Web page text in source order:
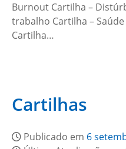
Burnout Cartilha –
trabalho Cartilha –
Cartilha…
Cartilhas
Publicado em 6